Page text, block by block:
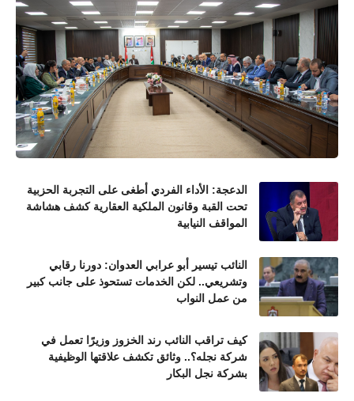
الدعجة: الأداء الفردي أطغى على التجربة الحزبية
تحت القبة وقانون الملكية العقارية كشف هشاشة
المواقف النيابية
النائب تيسير أبو عرابي العدوان: دورنا رقابي
وتشريعي.. لكن الخدمات تستحوذ على جانب كبير
من عمل النواب
كيف تراقب النائب رند الخزوز وزيرًا تعمل في
شركة نجله؟.. وثائق تكشف علاقتها الوظيفية
بشركة نجل البكار